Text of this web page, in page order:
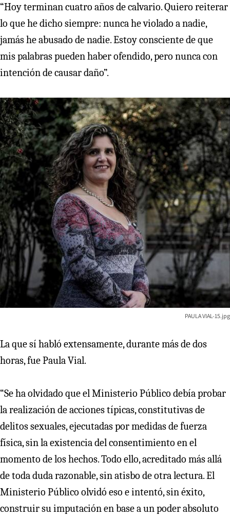
“Hoy terminan cuatro años de calvario. Quiero reiterar
lo que he dicho siempre: nunca he violado a nadie,
jamás he abusado de nadie. Estoy consciente de que
mis palabras pueden haber ofendido, pero nunca con
intención de causar daño”.
PAULA VIAL-15.jpg
La que sí habló extensamente, durante más de dos
horas, fue Paula Vial.
“Se ha olvidado que el Ministerio Público debía probar
la realización de acciones típicas, constitutivas de
delitos sexuales, ejecutadas por medidas de fuerza
física, sin la existencia del consentimiento en el
momento de los hechos. Todo ello, acreditado más allá
de toda duda razonable, sin atisbo de otra lectura. El
Ministerio Público olvidó eso e intentó, sin éxito,
construir su imputación en base a un poder absoluto